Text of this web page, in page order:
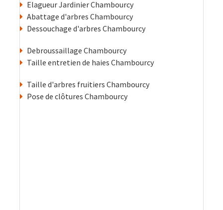
Elagueur Jardinier Chambourcy
Abattage d'arbres Chambourcy
Dessouchage d'arbres Chambourcy
Debroussaillage Chambourcy
Taille entretien de haies Chambourcy
Taille d'arbres fruitiers Chambourcy
Pose de clôtures Chambourcy